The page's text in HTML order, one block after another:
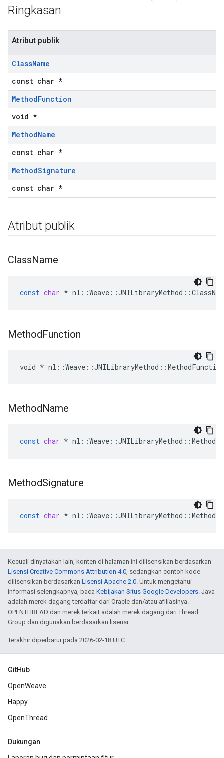
Ringkasan
Atribut publik
ClassName
const char *
MethodFunction
void *
MethodName
const char *
MethodSignature
const char *
Atribut publik
ClassName
const char * nl ::Weave ::JNILibraryMethod ::
MethodFunction
void * nl::Weave::JNILibraryMethod::MethodFunction
MethodName
const char * nl ::Weave ::JNILibraryMethod ::
MethodSignature
const char * nl ::Weave ::JNILibraryMethod ::
Kecuali dinyatakan lain, konten di halaman ini dilisensikan berdasarkan
Lisensi Creative Commons Attribution 4.0, sedangkan contoh kode
dilisensikan berdasarkan Lisensi Apache 2.0. Untuk mengetahui
informasi selengkapnya, baca Kebijakan Situs Google Developers. Java
adalah merek dagang terdaftar dari Oracle dan/atau afiliasinya.
OPENTHREAD dan merek terkait adalah merek dagang dari Thread
Group dan digunakan berdasarkan lisensi.
Terakhir diperbarui pada 2026-02-18 UTC.
GitHub
OpenWeave
Happy
OpenThread
Dukungan